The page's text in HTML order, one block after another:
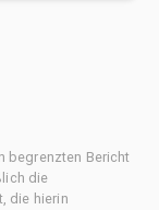
begrenzten Bericht
die
die hierin